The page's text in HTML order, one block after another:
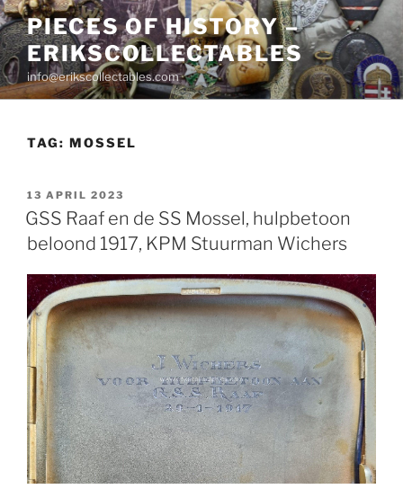
Skip
to
content
PIECES OF HISTORY –
ERIKSCOLLECTABLES
info@erikscollectables.com
TAG: MOSSEL
POSTED
ON
13 APRIL 2023
GSS Raaf en de SS Mossel, hulpbetoon
beloond 1917, KPM Stuurman Wichers